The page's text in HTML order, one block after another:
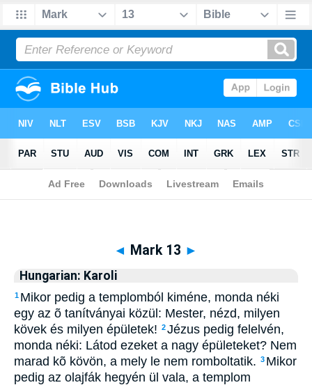
Biblia>Hungarian: Karoli > Mark 13
◄ Mark 13 ►
Hungarian: Karoli
1 Mikor pedig a templomból kiméne, monda néki
egy az õ tanítványai közül: Mester, nézd, milyen
kövek és milyen épületek! 2Jézus pedig felelvén,
monda néki: Látod ezeket a nagy épületeket? Nem
marad kõ kövön, a mely le nem romboltatik. 3 Mikor
pedig az olajfák hegyén ül vala, a templom